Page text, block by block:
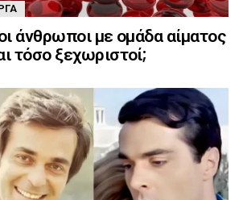
οι άνθρωποι με ομάδα αίματος
τόσο ξεχωριστοί;